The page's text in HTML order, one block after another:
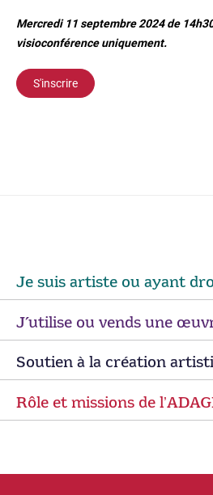
Mercredi 11 septembre 2024 de
visioconférence uniquement.
S'inscrire
Je suis artiste ou ayant
J’utilise ou vends une
Soutien à la création
Rôle et missions de